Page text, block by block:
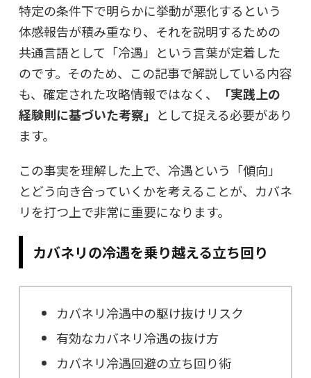
特定の条件下で明らかに挙動が悪化するという
体感報告が積み重なり、それを説明するための
共通言語として「冷遇」という言葉が定着した
のです。そのため、この記事で解説している内容
も、確定された攻略情報ではなく、
「実践上の
経験則に基づいた考察」 として捉える必要があり
ます。
この事実を理解した上で、冷遇という「傾向」
とどう向き合っていくかを考えることが、カバネ
リを打つ上で非常に重要になります。
カバネリの冷遇を乗り越える立ち回り
カバネリ冷遇中の駆け抜けリスク
有効なカバネリ冷遇の抜け方
カバネリ冷遇回避の立ち回り術